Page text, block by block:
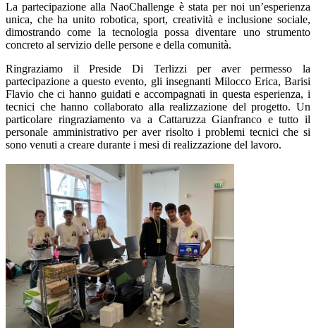
La partecipazione alla NaoChallenge è stata per noi un’esperienza
unica, che ha unito robotica, sport, creatività e inclusione sociale,
dimostrando come la tecnologia possa diventare uno strumento
concreto al servizio delle persone e della comunità.
Ringraziamo il Preside Di Terlizzi per aver permesso la
partecipazione a questo evento, gli insegnanti Milocco Erica, Barisi
Flavio che ci hanno guidati e accompagnati in questa esperienza, i
tecnici che hanno collaborato alla realizzazione del progetto. Un
particolare ringraziamento va a Cattaruzza Gianfranco e tutto il
personale amministrativo per aver risolto i problemi tecnici che si
sono venuti a creare durante i mesi di realizzazione del lavoro.